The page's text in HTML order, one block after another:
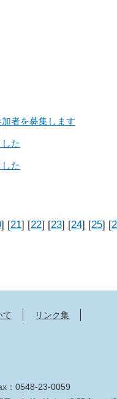
者を募集します
た
た
] [21] [22] [23] [24] [25] [
て リンク集
：0548-23-0059